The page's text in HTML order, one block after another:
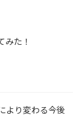
みた！
より変わる今後